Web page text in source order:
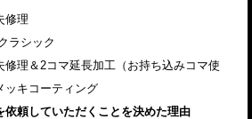
修理
ラシック
修理＆2コマ延長加工（お持ち込みコマ使
ッキコーティング
頼していただくことを決めた理由